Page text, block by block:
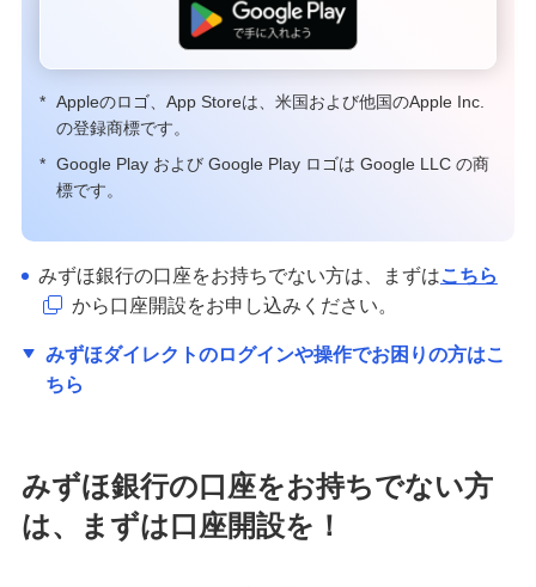
* Appleのロゴ、App Storeは、米国および他国のApple Inc.
の登録商標です。
* Google Play および Google Play ロゴは Google LLC の商
標です。
みずほ銀行の口座をお持ちでない方は、まずはこちら
から口座開設をお申し込みください。
みずほダイレクトのログインや操作でお困りの方はこ
ちら
みずほ銀行の口座をお持ちでない方
は、まずは口座開設を！